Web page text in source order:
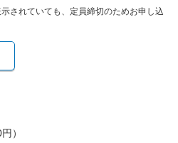
されていても、定員締切のためお申し込
）